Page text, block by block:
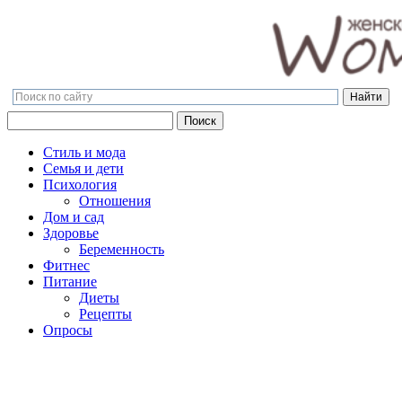
Поиск
Стиль и мода
Семья и дети
Психология
Отношения
Дом и сад
Здоровье
Беременность
Фитнес
Питание
Диеты
Рецепты
Опросы